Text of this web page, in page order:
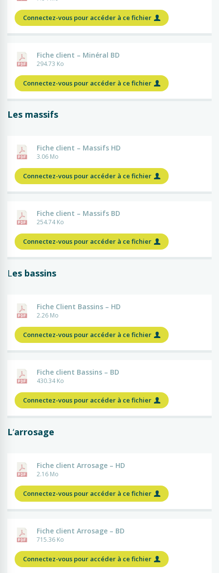
Connectez-vous pour accéder à ce fichier
Fiche client – Minéral BD
294.73 Ko
Connectez-vous pour accéder à ce fichier
Les massifs
Fiche client – Massifs HD
3.06 Mo
Connectez-vous pour accéder à ce fichier
Fiche client – Massifs BD
254.74 Ko
Connectez-vous pour accéder à ce fichier
Les bassins
Fiche Client Bassins – HD
2.26 Mo
Connectez-vous pour accéder à ce fichier
Fiche client Bassins – BD
430.34 Ko
Connectez-vous pour accéder à ce fichier
L‘arrosage
Fiche client Arrosage – HD
2.16 Mo
Connectez-vous pour accéder à ce fichier
Fiche client Arrosage – BD
715.36 Ko
Connectez-vous pour accéder à ce fichier